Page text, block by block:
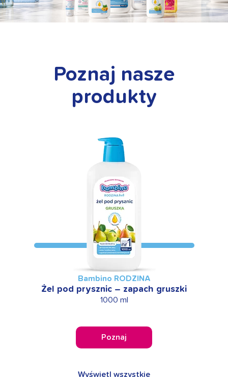
Poznaj nasze
produkty
Bambino RODZINA
Żel pod prysznic – zapach gruszki
1000 ml
Poznaj
Wyświetl wszystkie